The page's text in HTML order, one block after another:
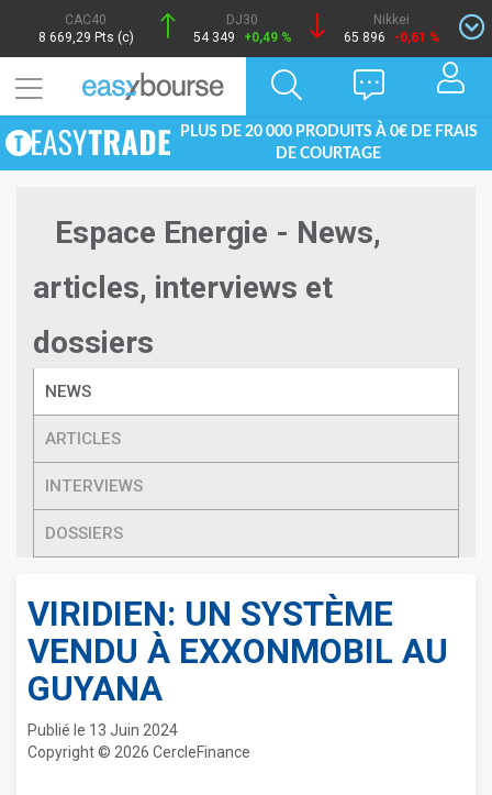
CAC40
8 669,29 Pts (c)
DJ30
54 349
+0,49 %
Nikkei
65 896
-0,61 %
PLUS DE 20 000 PRODUITS À 0€ DE FRAIS
DE COURTAGE
Espace Energie - News,
articles, interviews et
dossiers
NEWS
ARTICLES
INTERVIEWS
DOSSIERS
VIRIDIEN: UN SYSTÈME
VENDU À EXXONMOBIL AU
GUYANA
Publié le 13 Juin 2024
Copyright © 2026 CercleFinance